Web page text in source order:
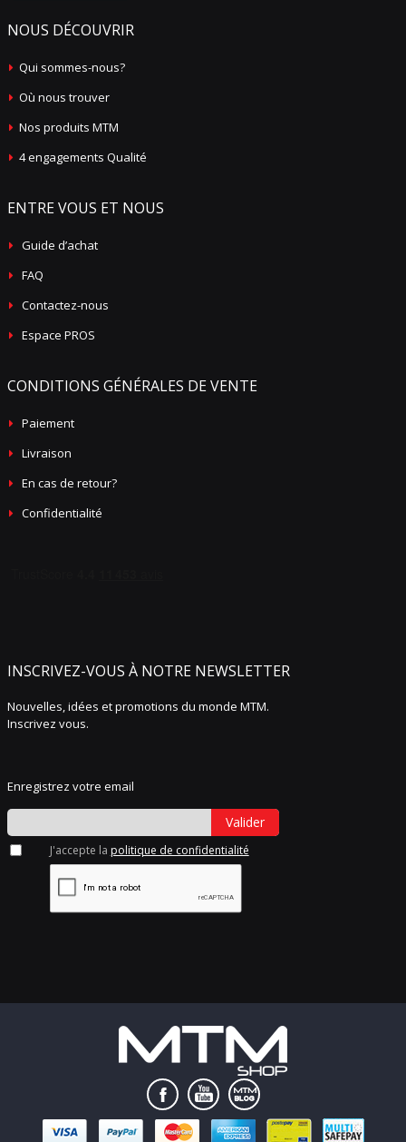
NOUS DÉCOUVRIR
Qui sommes-nous?
Où nous trouver
Nos produits MTM
4 engagements Qualité
ENTRE VOUS ET NOUS
Guide d’achat
FAQ
Contactez-nous
Espace PROS
CONDITIONS GÉNÉRALES DE VENTE
Paiement
Livraison
En cas de retour?
Confidentialité
INSCRIVEZ-VOUS À NOTRE NEWSLETTER
Nouvelles, idées et promotions du monde MTM.
Inscrivez vous.
Enregistrez votre email
Valider
J'accepte la politique de confidentialité